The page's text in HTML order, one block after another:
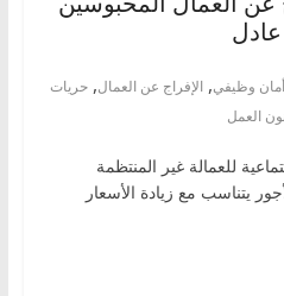
أمان وظيفي, الإفراج عن العمال, حريات
العمل
للعمالة غير المنتظمة
يتناسب مع زيادة الأسعار